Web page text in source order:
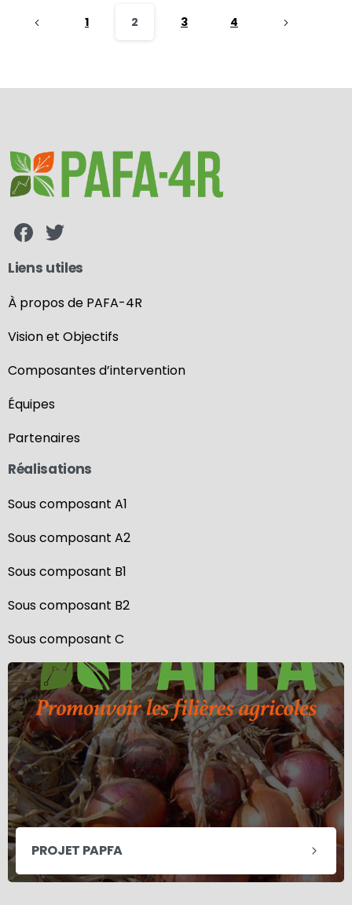
1 2 3 4
Liens utiles
À propos de PAFA-4R
Vision et Objectifs
Composantes d’intervention
Équipes
Partenaires
Réalisations
Sous composant A1
Sous composant A2
Sous composant B1
Sous composant B2
Sous composant C
PROJET PAPFA